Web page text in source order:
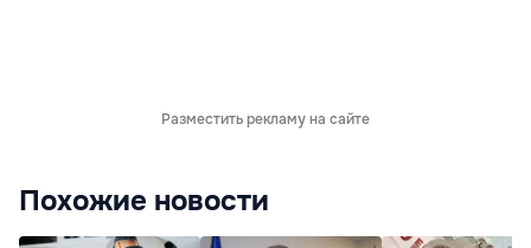
Разместить рекламу на сайте
Похожие новости